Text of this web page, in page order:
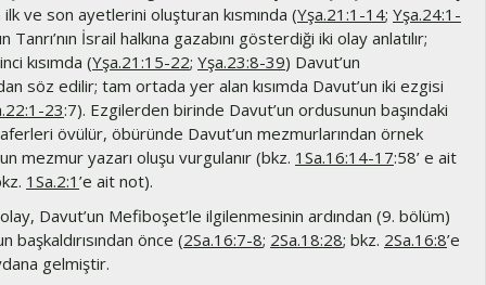
ve son ayetlerini oluşturan kısmında (Yşa.21:1-14; Yşa.24:1-
Tanrı’nın İsrail halkına gazabını gösterdiği iki olay anlatılır;
kısımda (Yşa.21:15-22; Yşa.23:8-39) Davut’un
söz edilir; tam ortada yer alan kısımda Davut’un iki ezgisi
23:7). Ezgilerden birinde Davut’un ordusunun başındaki
övülür, öbüründe Davut’un mezmurlarından örnek
mezmur yazarı oluşu vurgulanır (bkz. 1Sa.16:14-17:58’ e ait
1Sa.2:1 ’e ait not).
Davut’un Mefiboşet’le ilgilenmesinin ardından (9. bölüm)
başkaldırısından önce (2Sa.16:7-8; 2Sa.18:28; bkz. 2Sa.16:8’e
gelmiştir.